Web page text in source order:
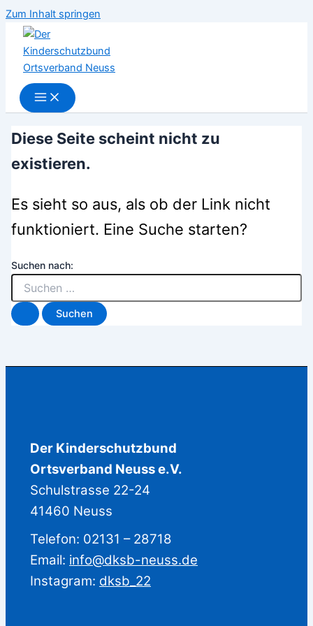
Zum Inhalt springen
Diese Seite scheint nicht zu
existieren.
Es sieht so aus, als ob der Link nicht
funktioniert. Eine Suche starten?
Suchen nach:
Der Kinderschutzbund
Ortsverband Neuss e.V.
Schulstrasse 22-24
41460 Neuss
Telefon: 02131 – 28718
Email: info@dksb-neuss.de
Instagram: dksb_22